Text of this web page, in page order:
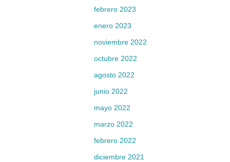
febrero 2023
enero 2023
noviembre 2022
octubre 2022
agosto 2022
junio 2022
mayo 2022
marzo 2022
febrero 2022
diciembre 2021